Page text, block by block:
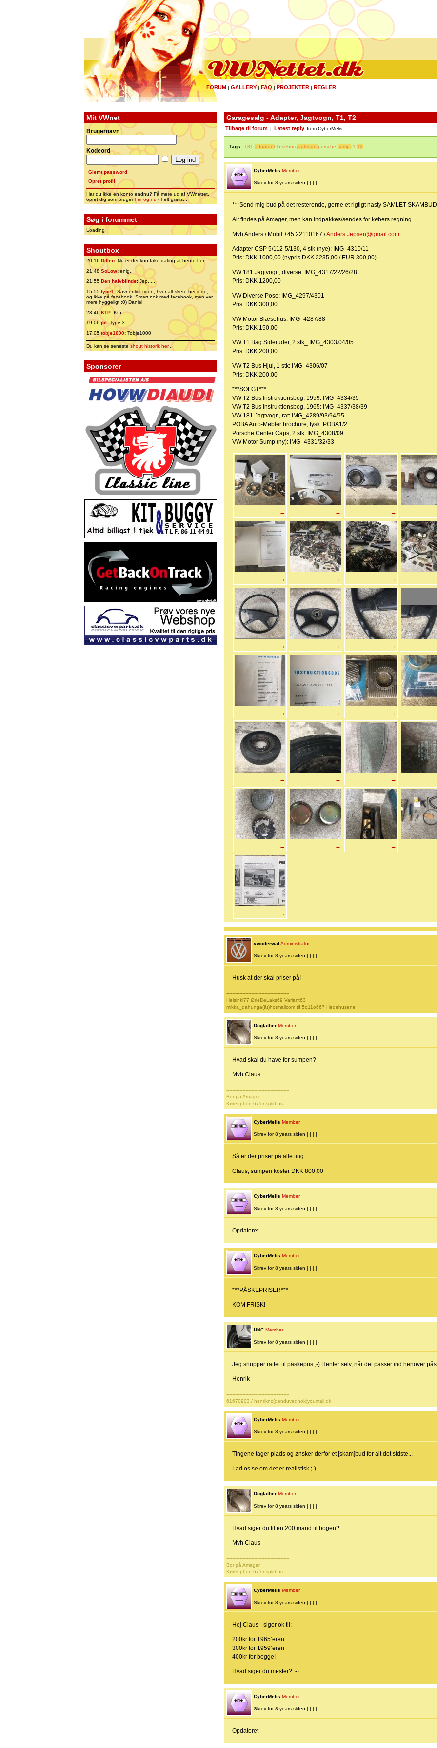
FORUM | GALLERY|FAQ | PROJEKTER | REGLER
Mit VWnet
Brugernavn
Kodeord
Glemt password
Opret profil
Har du ikke en konto endnu? Få mere ud af VWnettet,
opret dig som brugerher og nu - helt gratis...
Søg i forummet
Loading
Shoutbox
20:16 Dillen: Nu er der kun fake-dating at hente her.
21:48 SoLow:enig..
21:55 Den halvblinde:Jep.....
15:55 type1:Savner lidt tiden, hvor alt skete her inde,
og ikke på facebook. Smart nok med facebook, men var
mere hyggeligt ;0) Daniel
23:46 KTP:Ktp
19:06jbl:Type 3
17:05tobje1000: Tobje1000
Du kan se senesteshout historik her...
Sponsorer
Garagesalg - Adapter, Jagtvogn, T1, T2
Tilbage til forum Latest reply from CyberMelis
Tags: 181 adapter blæsehus jagtvogn porsche sump t1 T2
CyberMelis Member
Skrev for 8 years siden | | | |
***Send mig bud på det resterende, gerne et rigtigt nasty SAMLET
Alt findes på Amager, men kan indpakkes/sendes for købers regning.
Mvh Anders / Mobil +45 22110167 /Anders.Jepsen@gmail.com
Adapter CSP 5/112-5/130, 4 stk (nye): IMG_4310/11
Pris: DKK 1000,00 (nypris DKK 2235,00 / EUR 300,00)
VW 181 Jagtvogn, diverse: IMG_4317/22/26/28
Pris: DKK 1200,00
VW Diverse Pose: IMG_4297/4301
Pris: DKK 300,00
VW Motor Blæsehus: IMG_4287/88
Pris: DKK 150,00
VW T1 Bag Sideruder, 2 stk_ IMG_4303/04/05
Pris: DKK 200,00
VW T2 Bus Hjul, 1 stk: IMG_4306/07
Pris: DKK 200,00
***SOLGT***
VW T2 Bus Instruktionsbog, 1959: IMG_4334/35
VW T2 Bus Instruktionsbog, 1965: IMG_4337/38/39
VW 181 Jagtvogn, rat: IMG_4289/93/94/95
POBA Auto-Møbler brochure, tysk: POBA1/2
Porsche Center Caps, 2 stk: IMG_4308/09
VW Motor Sump (ny): IMG_4331/32/33
→ → →
→ → →
→ → →
→ → →
→ → →
→ → →
→
vwoderwatAdministrator
Skrev for 8 years siden | | | |
Husk at der skal priser på!
-------------------------------------------
Helsinki77 ØrleDeLaks69 Variant63
mikka_dahunga(ät)hotmailcom tlf 5o11o667 Hedehusene
Dogfather Member
Skrev for 8 years siden | | | |
Hvad skal du have for sumpen?
Mvh Claus
-------------------------------------------
Bor på Amager.
Kører pt en 67’er splitbus
CyberMelis Member
Skrev for 8 years siden | | | |
Så er der priser på alle ting.
Claus, sumpen koster DKK 800,00
CyberMelis Member
Skrev for 8 years siden | | | |
Opdateret
CyberMelis Member
Skrev for 8 years siden | | | |
***PÅSKEPRISER***
KOM FRISK!
HNC Member
Skrev for 8 years siden | | | |
Jeg snupper rattet til påskepris ;-) Henter selv, når det passer ind henover
Henrik
-------------------------------------------
61670903 / henriknc(denduvednok)youmail.dk
CyberMelis Member
Skrev for 8 years siden | | | |
Tingene tager plads og ønsker derfor et [skam]bud for alt det sidste...
Lad os se om det er realistisk ;-)
Dogfather Member
Skrev for 8 years siden | | | |
Hvad siger du til en 200 mand til bogen?
Mvh Claus
-------------------------------------------
Bor på Amager.
Kører pt en 67’er splitbus
CyberMelis Member
Skrev for 8 years siden | | | |
Hej Claus - siger ok til:
200kr for 1965’eren
300kr for 1959’eren
400kr for begge!
Hvad siger du mester? :-)
CyberMelis Member
Skrev for 8 years siden | | | |
Opdateret